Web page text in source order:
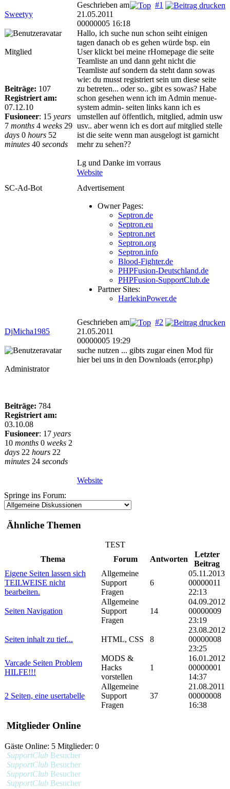
Sweetyy
#1
Geschrieben am
21.05.2011
00000005 16:18
Mitglied
Beiträge: 107
Registriert am:
07.12.10
Fusioneer: 15 years
7 months 4 weeks 29
days 0 hours 52
minutes 40 seconds
Hallo, ich suche nun schon seiht einigen
tagen danach ob es gehen würde bsp. ein
User klickt bei meine rHomepage die seite
Teamliste an und dann geht nicht die
Teamliste auf sondern da steht dann sowas
wie: du musst registriert sein um diese seite
zu betreten... oder so.. gibt es sowas? Habe
schon gesehen wenn ich im Admin menue-
system admin- seiten links kann ich es
umstellen auf öffentlich, mitglied, admin usw
usv.. aber wenn ich es dort auf mitglied stelle
ist die seite wenn man ausgelogt ist garnicht
mehr zu sehen??
Lg und Danke im vorraus
Website
SC-Ad-Bot
Advertisement
Owner Pages:
Septron.de
Septron.eu
Septron.net
Septron.org
Septron.info
Blood-Fighter.de
PHPFusion-Deutschland.de
PHPFusion-SupportClub.de
Partner Sites:
HarlekinPower.de
DjMicha1985
#2
Geschrieben am
21.05.2011
00000005 19:29
Administrator
Beiträge: 784
Registriert am:
03.10.08
Fusioneer: 17 years
10 months 0 weeks 2
days 22 hours 22
minutes 24 seconds
suche nutzen ... gibts zugar einen Mod für
hier bei uns in den Downloads (error.php)
Website
Springe ins Forum:
Ähnliche Themen
TEST
Thema
Forum Antworten
Letzter
Beitrag
Eigene Seiten lassen sich
TEILWEISE nicht
bearbeiten.
Allgemeine
Support
Fragen
6
05.11.2013
00000011
22:13
Seiten Navigation
Allgemeine
Support
Fragen
14
04.09.2012
00000009
23:19
Seiten inhalt zu tief... HTML, CSS 8
23.08.2012
00000008
23:25
Varcade Seiten Problem
HILFE!!!
MODS &
Hacks
vorstellen
1
16.01.2012
00000001
14:37
2 Seiten, eine usertabelle
Allgemeine
Support
Fragen
37
21.08.2011
00000008
16:38
Mitglieder Online
Gäste Online: 5 Mitglieder: 0
SupportClub Besucher
SupportClub Besucher
SupportClub Besucher
SupportClub Besucher